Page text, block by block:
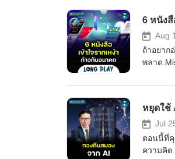
6 หนัง
Aug
ถ้าอยาก
พลาด
มนุษยชา
ยาวๆ ไ
หยุดใช้
Jul
ตอนนี้ที่คุ
ความคิด